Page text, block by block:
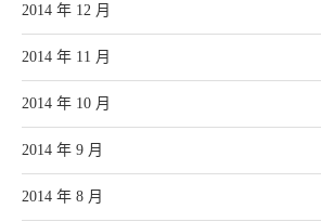
2014 年 12 月
2014 年 11 月
2014 年 10 月
2014 年 9 月
2014 年 8 月